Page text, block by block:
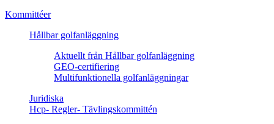
Kommittéer
Hållbar golfanläggning
Aktuellt från Hållbar golfanläggning
GEO-certifiering
Multifunktionella golfanläggningar
Juridiska
Hcp- Regler- Tävlingskommittén